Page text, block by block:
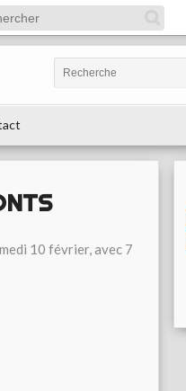
10 février, avec 7